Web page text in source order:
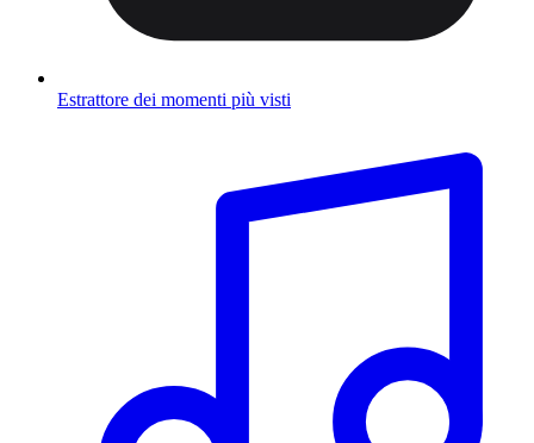
Estrattore dei momenti più visti